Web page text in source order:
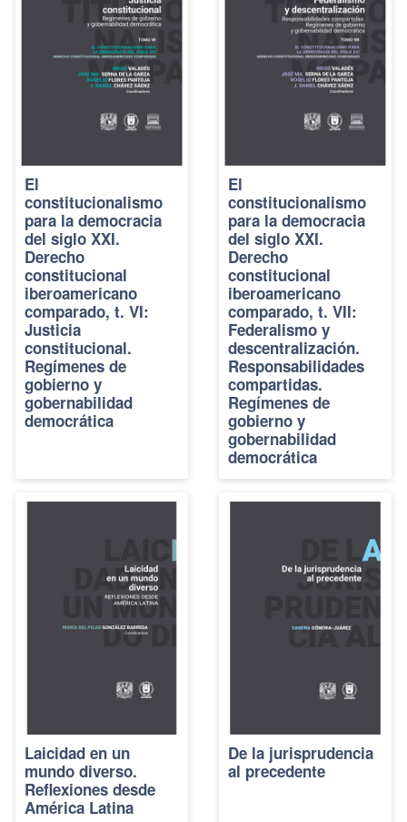
El
constitucionalismo
para la democracia
del siglo XXI.
Derecho
constitucional
iberoamericano
comparado, t. VI:
Justicia
constitucional.
Regímenes de
gobierno y
gobernabilidad
democrática
El
constitucionalismo
para la democracia
del siglo XXI.
Derecho
constitucional
iberoamericano
comparado, t. VII:
Federalismo y
descentralización.
Responsabilidades
compartidas.
Regímenes de
gobierno y
gobernabilidad
democrática
Laicidad en un
mundo diverso.
Reflexiones desde
América Latina
De la jurisprudencia
al precedente